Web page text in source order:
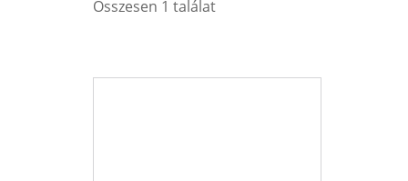
Összesen 1 találat